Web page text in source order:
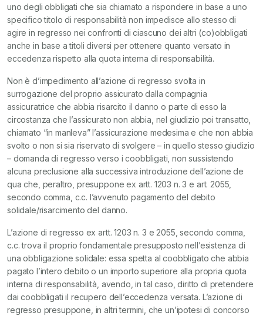
uno degli obbligati che sia chiamato a rispondere in base a uno
specifico titolo di responsabilità non impedisce allo stesso di
agire in regresso nei confronti di ciascuno dei altri (co)obbligati
anche in base a titoli diversi per ottenere quanto versato in
eccedenza rispetto alla quota interna di responsabilità.
Non è d’impedimento all’azione di regresso svolta in
surrogazione del proprio assicurato dalla compagnia
assicuratrice che abbia risarcito il danno o parte di esso la
circostanza che l’assicurato non abbia, nel giudizio poi transatto,
chiamato “in manleva” l’assicurazione medesima e che non abbia
svolto o non si sia riservato di svolgere – in quello stesso giudizio
– domanda di regresso verso i coobbligati, non sussistendo
alcuna preclusione alla successiva introduzione dell’azione de
qua che, peraltro, presuppone ex artt. 1203 n. 3 e art. 2055,
secondo comma, c.c. l’avvenuto pagamento del debito
solidale/risarcimento del danno.
L’azione di regresso ex artt. 1203 n. 3 e 2055, secondo comma,
c.c. trova il proprio fondamentale presupposto nell’esistenza di
una obbligazione solidale: essa spetta al coobbligato che abbia
pagato l’intero debito o un importo superiore alla propria quota
interna di responsabilità, avendo, in tal caso, diritto di pretendere
dai coobbligati il recupero dell’eccedenza versata. L’azione di
regresso presuppone, in altri termini, che un’ipotesi di concorso